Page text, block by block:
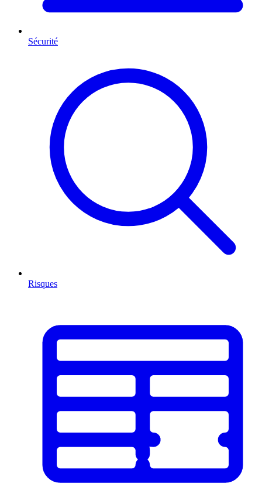
Sécurité
Risques